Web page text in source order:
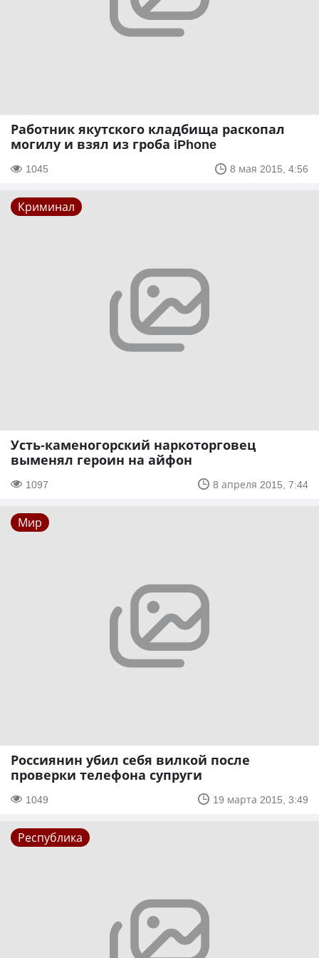
Работник якутского кладбища раскопал
могилу и взял из гроба iPhone
1045 8 мая 2015, 4:56
Криминал
Усть-каменогорский наркоторговец
выменял героин на айфон
1097 8 апреля 2015, 7:44
Мир
Россиянин убил себя вилкой после
проверки телефона супруги
1049 19 марта 2015, 3:49
Республика